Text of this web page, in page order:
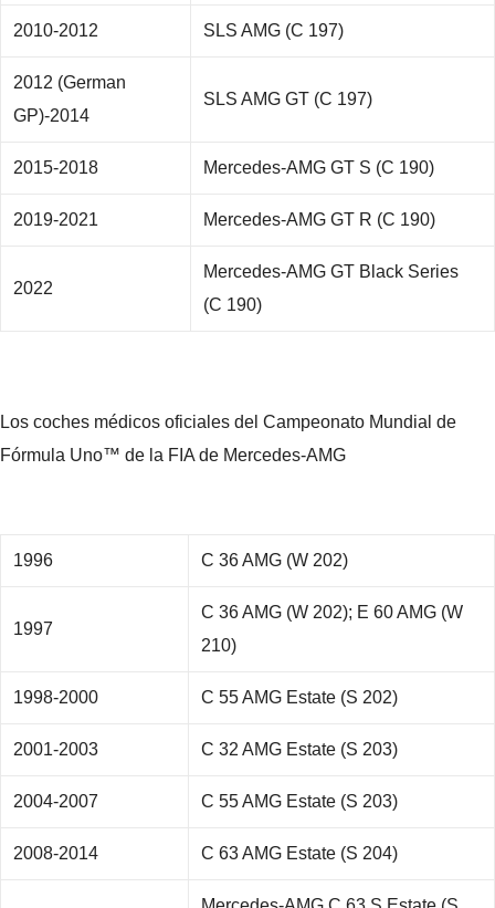
2010-2012 SLS AMG (C 197)
2012 (German
GP)-2014
SLS AMG GT (C 197)
2015-2018 Mercedes-AMG GT S (C 190)
2019-2021 Mercedes-AMG GT R (C 190)
2022
Mercedes-AMG GT Black Series
(C 190)
Los coches médicos oficiales del Campeonato Mundial de
Fórmula Uno™ de la FIA de Mercedes-AMG
1996 C 36 AMG (W 202)
1997
C 36 AMG (W 202); E 60 AMG (W
210)
1998-2000 C 55 AMG Estate (S 202)
2001-2003 C 32 AMG Estate (S 203)
2004-2007 C 55 AMG Estate (S 203)
2008-2014 C 63 AMG Estate (S 204)